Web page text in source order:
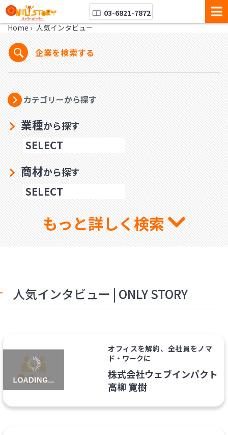
03-6821-7872
Home › 人気インタビュー
企業を検索する
カテゴリーから探す
業種から探す
商材から探す
もっと詳しく検索
人気インタビュー | ONLY STORY
オフィスを解約、全社員をノマ
ド・ワークに
株式会社ウェブインパクト
高柳 寛樹